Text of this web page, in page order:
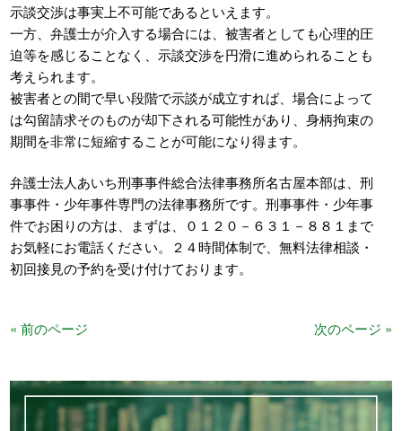
示談交渉は事実上不可能であるといえます。
一方、弁護士が介入する場合には、被害者としても心理的圧
迫等を感じることなく、示談交渉を円滑に進められることも
考えられます。
被害者との間で早い段階で示談が成立すれば、場合によって
は勾留請求そのものが却下される可能性があり、身柄拘束の
期間を非常に短縮することが可能になり得ます。
弁護士法人あいち刑事事件総合法律事務所名古屋本部は、刑
事事件・少年事件専門の法律事務所です。刑事事件・少年事
件でお困りの方は、まずは、０１２０－６３１－８８１まで
お気軽にお電話ください。２４時間体制で、無料法律相談・
初回接見の予約を受け付けております。
« 前のページ 次のページ »